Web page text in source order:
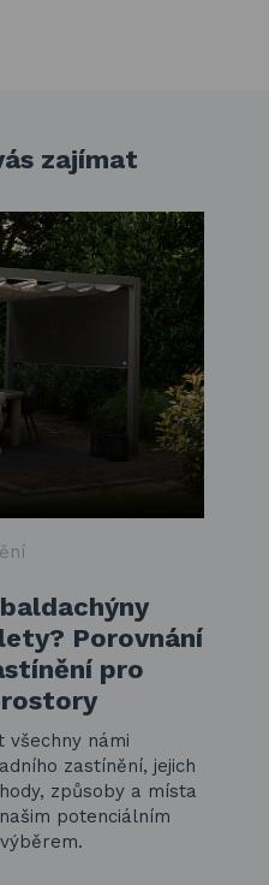
zajímat
Porovnání
pro
všechny námi
zastínění, jejich
způsoby a místa
potenciálním